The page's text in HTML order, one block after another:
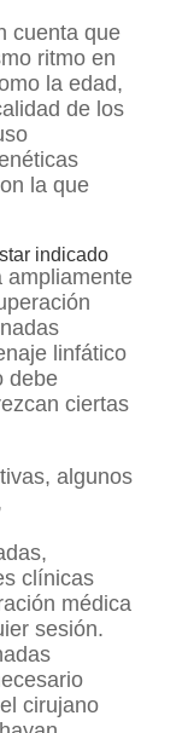
cuenta que
ritmo en
la edad,
de los
la que
indicado
ampliamente
linfático
debe
ciertas
algunos
clínicas
médica
sesión.
cirujano